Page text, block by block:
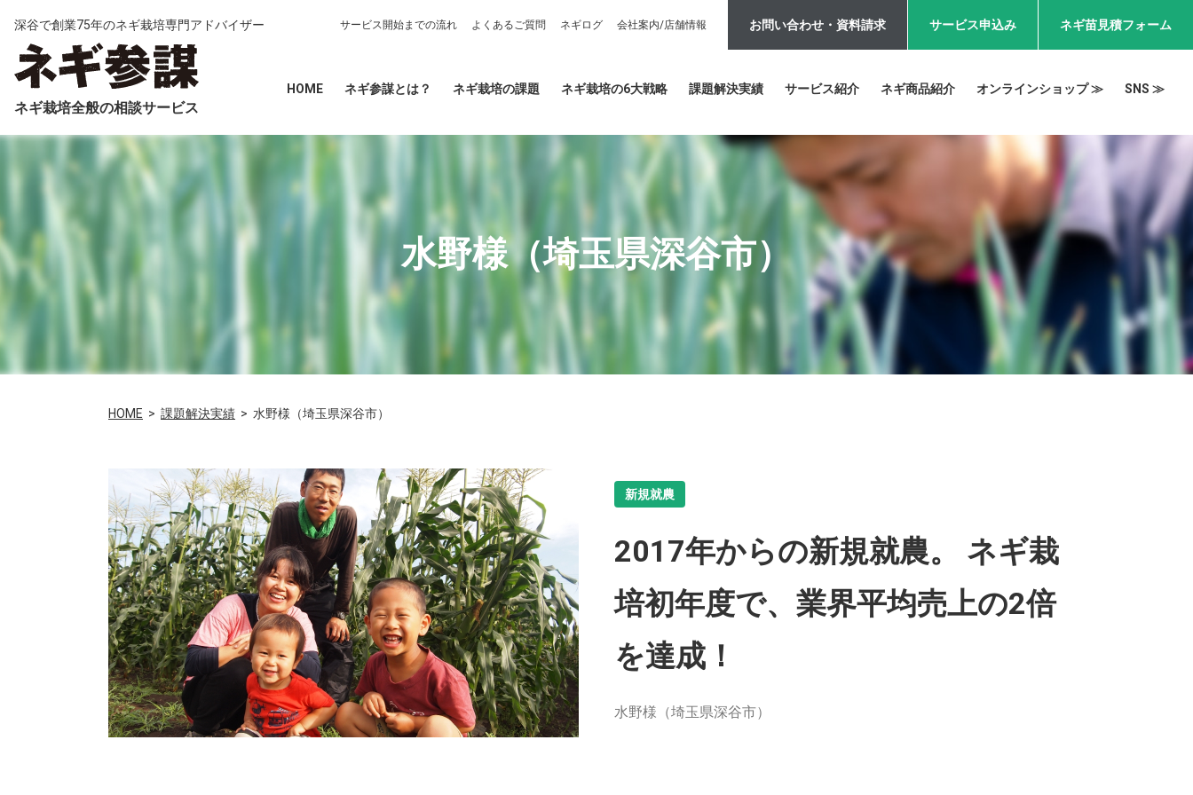
深谷で創業75年のネギ栽培専門アドバイザー
ネギ栽培全般の相談サービス
サービス開始までの流れ よくあるご質問 ネギログ 会社案内/店舗情報 お問い合わせ・資料請求 サービス申込み ネギ苗見積フォーム
HOME ネギ参謀とは？ ネギ栽培の課題 ネギ栽培の6大戦略 課題解決実績 サービス紹介 ネギ商品紹介 オンラインショップ ≫ SNS ≫
水野様（埼玉県深谷市）
HOME 課題解決実績 水野様（埼玉県深谷市）
新規就農
2017年からの新規就農。 ネギ栽
培初年度で、業界平均売上の2倍
を達成！
水野様（埼玉県深谷市）